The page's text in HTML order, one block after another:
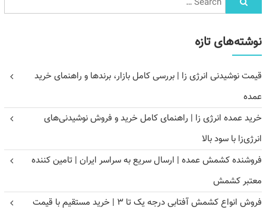
نوشته‌های تازه
قیمت نوشیدنی انرژی زا | بررسی کامل بازار، برندها و راهنمای خرید
عمده
خرید عمده انرژی زا | راهنمای کامل خرید و فروش نوشیدنی‌های
انرژی‌زا با سود بالا
فروشنده کشمش عمده | ارسال سریع به سراسر ایران | تامین کننده
معتبر کشمش
فروش انواع کشمش آفتابی درجه یک تا ۳ | خرید مستقیم با قیمت